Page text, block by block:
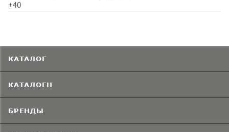
+40
КАТАЛОГ
КАТАЛОГИ
БРЕНДЫ